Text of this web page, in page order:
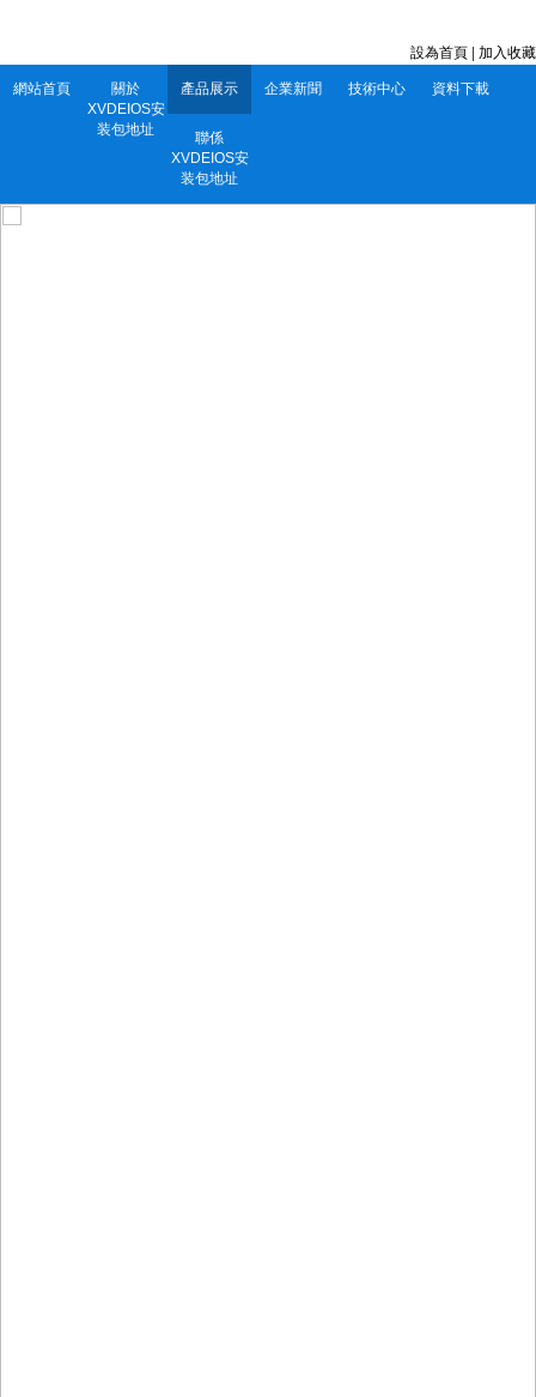
設為首頁 加入收藏
網站首頁
關於
XVDEIOS安
装包地址
產品展示 企業新聞 技術中心 資料下載
聯係
XVDEIOS安
装包地址